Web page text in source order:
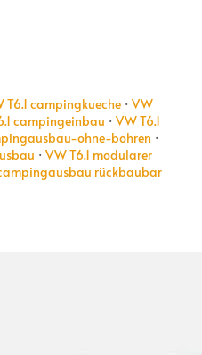
T6.1 campingkueche· VW
campingeinbau ·VW T6.1
ohne-bohren ·
·VW T6.1 modularer
rückbaubar